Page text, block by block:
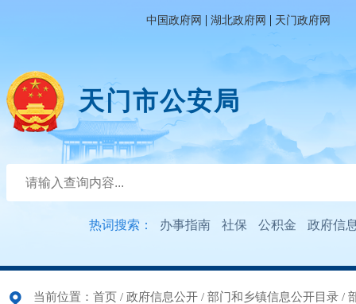
中国政府网 | 湖北政府网 | 天门政府网
天门市公安局
热词搜索： 办事指南 社保 公积金 政府信
当前位置： 首页 / 政府信息公开 / 部门和乡镇信息公开目录 /